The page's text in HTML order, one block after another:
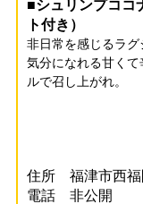
■シュリンプココ
ト付き）
非日常を感じるラ
気分になれる甘く
ルで召し上がれ。
住所 福津市西福
電話 非公開